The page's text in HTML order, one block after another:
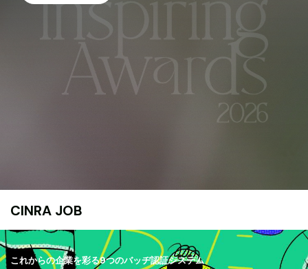
CINRA JOB
これからの企業を彩る9つのバッヂ認証システム